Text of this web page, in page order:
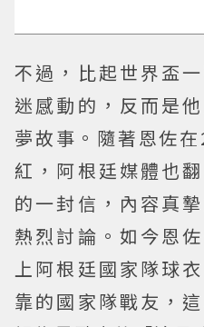
不過，比起世界盃
迷感動的，反而是
夢故事。隨著恩佐
紅，阿根廷媒體也
的一封信，內容真
熱烈討論。如今恩
上阿根廷國家隊球
靠的國家隊戰友，